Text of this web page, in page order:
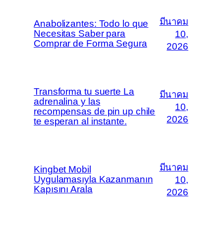
Anabolizantes: Todo lo que
Necesitas Saber para
Comprar de Forma Segura
มีนาคม
10,
2026
Transforma tu suerte La
adrenalina y las
recompensas de pin up chile
te esperan al instante.
มีนาคม
10,
2026
Kingbet Mobil
Uygulamasıyla Kazanmanın
Kapısını Arala
มีนาคม
10,
2026